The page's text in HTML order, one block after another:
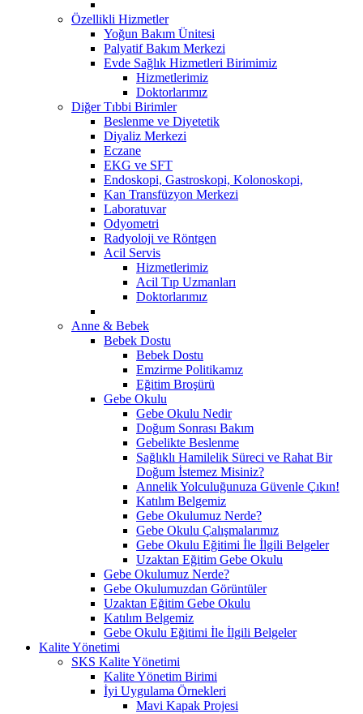
Özellikli Hizmetler
Yoğun Bakım Ünitesi
Palyatif Bakım Merkezi
Evde Sağlık Hizmetleri Birimimiz
Hizmetlerimiz
Doktorlarımız
Diğer Tıbbi Birimler
Beslenme ve Diyetetik
Diyaliz Merkezi
Eczane
EKG ve SFT
Endoskopi, Gastroskopi, Kolonoskopi,
Kan Transfüzyon Merkezi
Laboratuvar
Odyometri
Radyoloji ve Röntgen
Acil Servis
Hizmetlerimiz
Acil Tıp Uzmanları
Doktorlarımız
Anne & Bebek
Bebek Dostu
Bebek Dostu
Emzirme Politikamız
Eğitim Broşürü
Gebe Okulu
Gebe Okulu Nedir
Doğum Sonrası Bakım
Gebelikte Beslenme
Sağlıklı Hamilelik Süreci ve Rahat Bir
Doğum İstemez Misiniz?
Annelik Yolculuğunuza Güvenle Çıkın!
Katılım Belgemiz
Gebe Okulumuz Nerde?
Gebe Okulu Çalışmalarımız
Gebe Okulu Eğitimi İle İlgili Belgeler
Uzaktan Eğitim Gebe Okulu
Gebe Okulumuz Nerde?
Gebe Okulumuzdan Görüntüler
Uzaktan Eğitim Gebe Okulu
Katılım Belgemiz
Gebe Okulu Eğitimi İle İlgili Belgeler
Kalite Yönetimi
SKS Kalite Yönetimi
Kalite Yönetim Birimi
İyi Uygulama Örnekleri
Mavi Kapak Projesi